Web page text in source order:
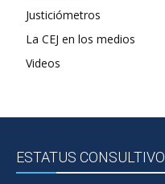
Justiciómetros
La CEJ en los medios
Videos
ESTATUS CONSULTIVO